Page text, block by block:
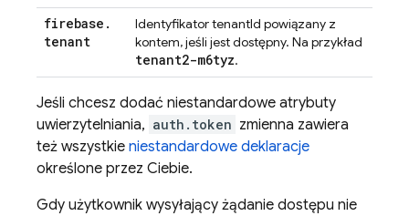
firebase .
tenant
Identyfikator tenantId powiązany z
kontem, jeśli jest dostępny. Na przykład
tenant2-m6tyz.
Jeśli chcesz dodać niestandardowe atrybuty
uwierzytelniania, auth.token zmienna zawiera
też wszystkie niestandardowe deklaracje
określone przez Ciebie.
Gdy użytkownik wysyłający żądanie dostępu nie